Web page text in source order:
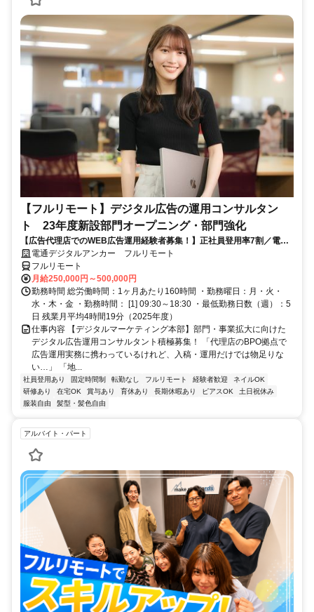
【フルリモート】デジタル広告の運用コンサルタン
ト 23年度新設部門オープニング・部門強化
【広告代理店でのWEB広告運用経験者募集！】正社員登用率7割／電通
G／全国×完全在宅／年休126日・土日祝休み／残業月平均4時間19分
電通デジタルアンカー フルリモート
フルリモート
月給250,000円～500,000円
勤務時間 総労働時間：1ヶ月あたり160時間 ・勤務曜日：月・火・
水・木・金 ・勤務時間： [1] 09:30～18:30 ・最低勤務日数（週）：5
日 残業月平均4時間19分（2025年度）
仕事内容 【デジタルマーケティング本部】部門・事業拡大に向けた
デジタル広告運用コンサルタント積極募集！ 「代理店のBPO拠点で
広告運用実務に携わっているけれど、入稿・運用だけでは物足りな
い…」 「地...
社員登用あり 固定時間制 転勤なし フルリモート 経験者歓迎
ネイルOK
研修あり
在宅OK 賞与あり 育休あり 長期休暇あり ピアスOK
土日祝休み
服装自由
髪型・髪色自由
アルバイト・パート